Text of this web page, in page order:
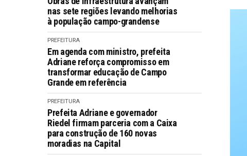
nas sete regiões levando melhorias
à população campo-grandense
PREFEITURA
Em agenda com ministro, prefeita
Adriane reforça compromisso em
transformar educação de Campo
Grande em referência
PREFEITURA
Prefeita Adriane e governador
Riedel firmam parceria com a Caixa
para construção de 160 novas
moradias na Capital